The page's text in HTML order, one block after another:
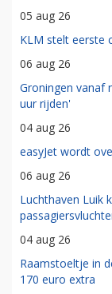
05 aug 26
KLM stelt eerste
06 aug 26
Groningen vanaf
uur rijden'
04 aug 26
easyJet wordt
06 aug 26
Luchthaven Luik
04 aug 26
Raamstoeltje in
170 euro extra